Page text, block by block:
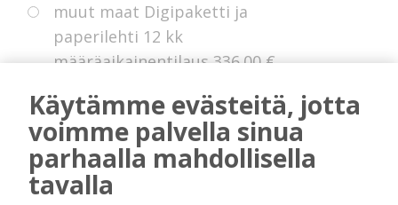
muut maat Digipaketti ja
paperilehti 12 kk
määräaikainentilaus336.00 €
Eurooppa Digipaketti ja paperilehti
12 kk kestotilaus 225.00 €
Käytämme evästeitä, jotta
voimme palvella sinua
parhaalla mahdollisella
tavalla